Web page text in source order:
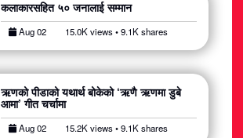
कलाकारसहित ५० जनालाई सम्मान
Aug 02 15.0K views • 9.1K shares
ऋणको पीडाको यथार्थ बोकेको ‘ऋणै ऋणमा डुबे
आमा’ गीत चर्चामा
Aug 02 15.2K views • 9.1K shares